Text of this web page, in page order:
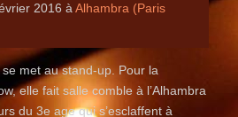
2016 àAlhambra (Paris
met au stand-up. Pour la
elle fait salle comble à l’Alhambra
du 3e age qui s’esclaffent à